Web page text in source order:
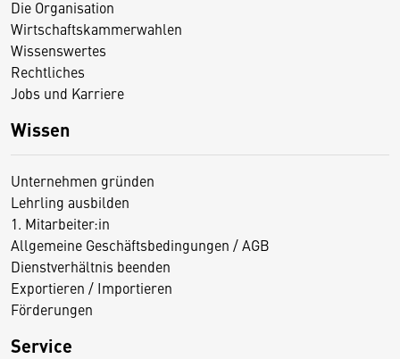
Die Organisation
Wirtschaftskammerwahlen
Wissenswertes
Rechtliches
Jobs und Karriere
Wissen
Unternehmen gründen
Lehrling ausbilden
1. Mitarbeiter:in
Allgemeine Geschäftsbedingungen / AGB
Dienstverhältnis beenden
Exportieren / Importieren
Förderungen
Service